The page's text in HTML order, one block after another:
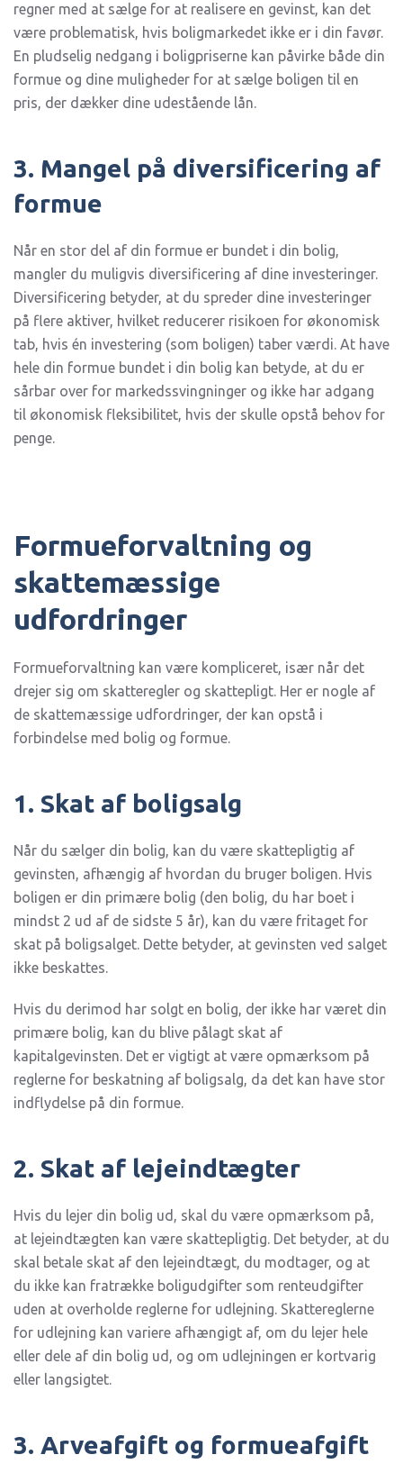
regner med at sælge for at realisere en gevinst, kan det
være problematisk, hvis boligmarkedet ikke er i din favør.
En pludselig nedgang i boligpriserne kan påvirke både din
formue og dine muligheder for at sælge boligen til en
pris, der dækker dine udestående lån.
3. Mangel på diversificering af
formue
Når en stor del af din formue er bundet i din bolig,
mangler du muligvis diversificering af dine investeringer.
Diversificering betyder, at du spreder dine investeringer
på flere aktiver, hvilket reducerer risikoen for økonomisk
tab, hvis én investering (som boligen) taber værdi. At have
hele din formue bundet i din bolig kan betyde, at du er
sårbar over for markedssvingninger og ikke har adgang
til økonomisk fleksibilitet, hvis der skulle opstå behov for
penge.
Formueforvaltning og
skattemæssige
udfordringer
Formueforvaltning kan være kompliceret, især når det
drejer sig om skatteregler og skattepligt. Her er nogle af
de skattemæssige udfordringer, der kan opstå i
forbindelse med bolig og formue.
1. Skat af boligsalg
Når du sælger din bolig, kan du være skattepligtig af
gevinsten, afhængig af hvordan du bruger boligen. Hvis
boligen er din primære bolig (den bolig, du har boet i
mindst 2 ud af de sidste 5 år), kan du være fritaget for
skat på boligsalget. Dette betyder, at gevinsten ved salget
ikke beskattes.
Hvis du derimod har solgt en bolig, der ikke har været din
primære bolig, kan du blive pålagt skat af
kapitalgevinsten. Det er vigtigt at være opmærksom på
reglerne for beskatning af boligsalg, da det kan have stor
indflydelse på din formue.
2. Skat af lejeindtægter
Hvis du lejer din bolig ud, skal du være opmærksom på,
at lejeindtægten kan være skattepligtig. Det betyder, at du
skal betale skat af den lejeindtægt, du modtager, og at
du ikke kan fratrække boligudgifter som renteudgifter
uden at overholde reglerne for udlejning. Skattereglerne
for udlejning kan variere afhængigt af, om du lejer hele
eller dele af din bolig ud, og om udlejningen er kortvarig
eller langsigtet.
3. Arveafgift og formueafgift